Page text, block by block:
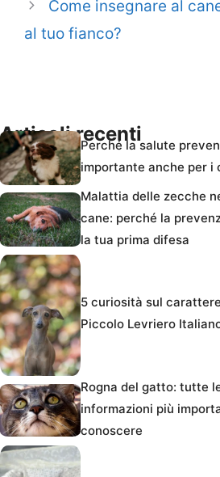
Come insegnare al
al tuo fianco?
Articoli recenti
Perché la salute
importante anche per i
Malattia delle zecche
cane: perché la
la tua prima difesa
5 curiosità sul
Piccolo Levriero
Rogna del gatto: tutte
informazioni più
conoscere